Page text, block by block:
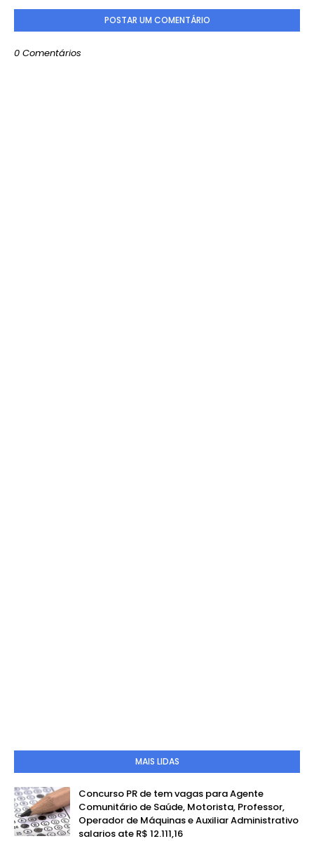
POSTAR UM COMENTÁRIO
0 Comentários
MAIS LIDAS
Concurso PR de tem vagas para Agente
Comunitário de Saúde, Motorista, Professor,
Operador de Máquinas e Auxiliar Administrativo
salarios ate R$ 12.111,16